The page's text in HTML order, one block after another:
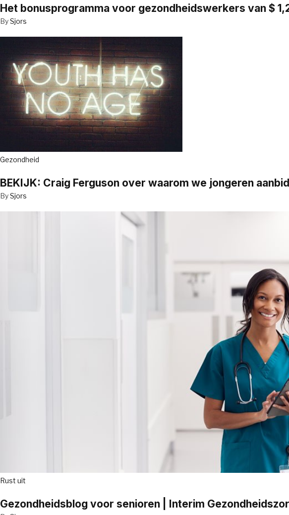
Het bonusprogramma voor gezondheidswerkers van $
BySjors
Gezondheid
BEKIJK: Craig Ferguson over waarom we jongeren
BySjors
Rust uit
Gezondheidsblog voor senioren | Interim